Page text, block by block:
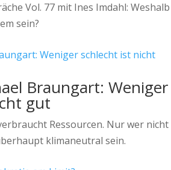
Vol. 77 mit Ines Imdahl: Weshalb
sein?
Braungart: Weniger
gut
Ressourcen. Nur wer nicht
klimaneutral sein.